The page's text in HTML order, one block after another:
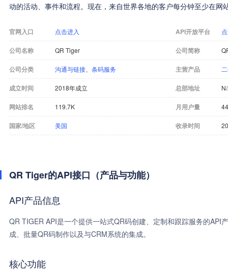
动的活动、事件和流程。现在，来自世界各地的客户每分钟至少在网
官网入口 点击进入 API开放平台
公司名称 QR Tiger 公司简称
公司分类 沟通与链接 条码服务 主营产品
成立时间 2018年成立 总部地址
网站排名 119.7K 月用户量
国家/地区 美国 收录时间
QR Tiger的API接口（产品与功能）
API产品信息
QR TIGER API是一个提供一站式QR码创建、定制和跟踪服务的
成、批量QR码制作以及与CRM系统的集成。
核心功能